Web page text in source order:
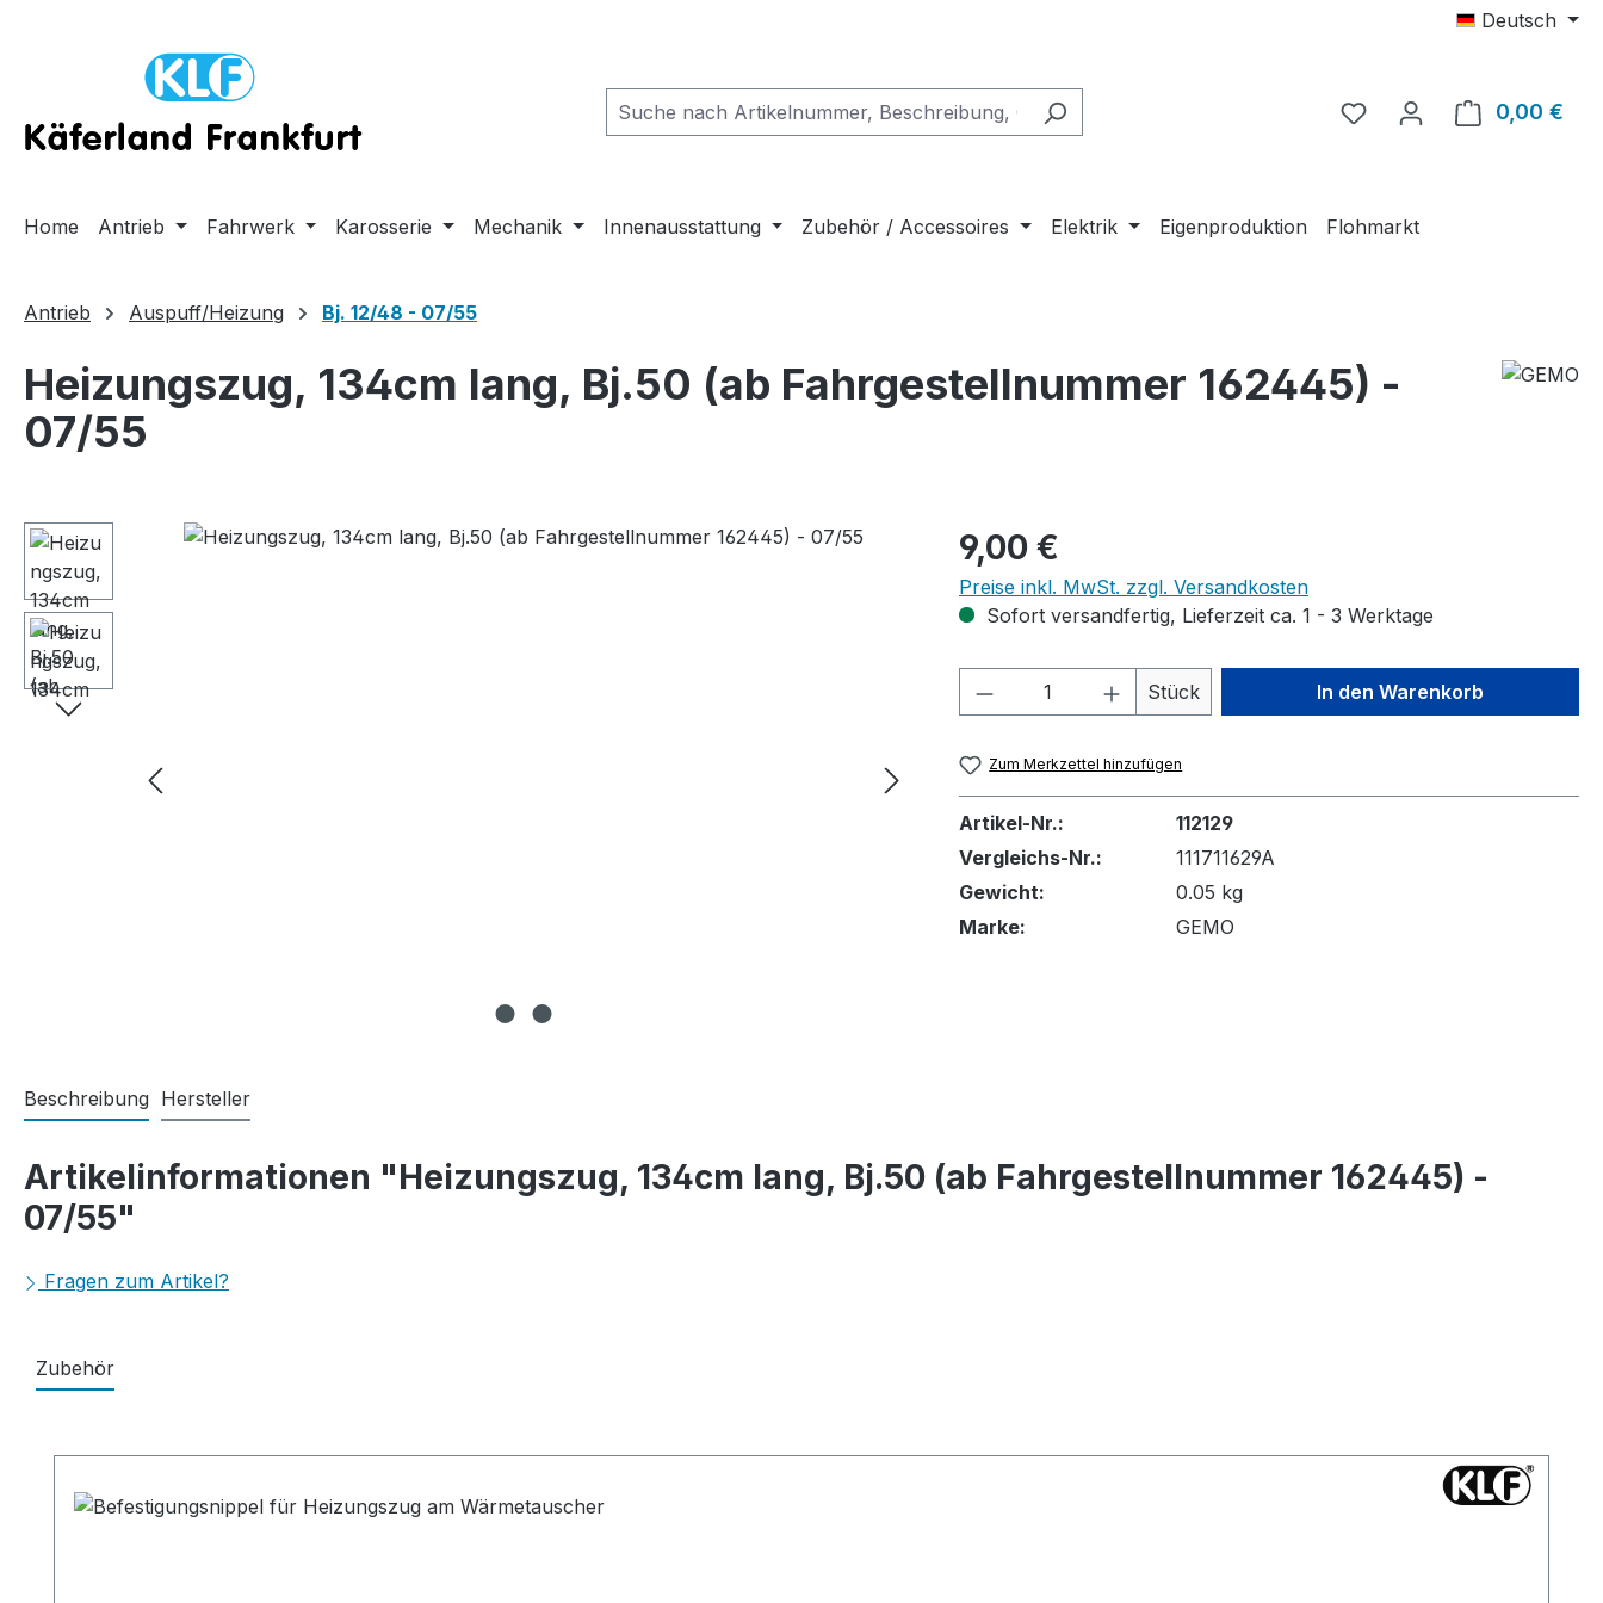
Deutsch
0,00 €
Home Antrieb Fahrwerk Karosserie Mechanik Innenausstattung Zubehör / Accessoires Elektrik Eigenproduktion Flohmarkt
Antrieb Auspuff/Heizung Bj. 12/48 - 07/55
Heizungszug, 134cm lang, Bj.50 (ab Fahrgestellnummer 162445) -
07/55
Bildergalerie überspringen Regulärer Preis:
9,00 €
Preise inkl. MwSt. zzgl. Versandkosten
Sofort versandfertig, Lieferzeit ca. 1 - 3 Werktage
Produkt Anzahl: Gib den gewünschten Wert
Stück In den Warenkorb
Zum Merkzettel hinzufügen
Artikel-Nr.:
112129
Vergleichs-Nr.:
111711629A
Gewicht:
0.05 kg
Marke:
GEMO
Beschreibung Hersteller
Artikelinformationen "Heizungszug, 134cm lang, Bj.50 (ab Fahrgestellnummer 162445) -
07/55"
Fragen zum Artikel?
Zubehör